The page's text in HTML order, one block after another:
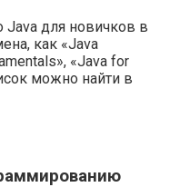
для новичков в
как «Java
«Java for
можно найти в